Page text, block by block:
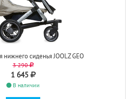
сиденья JOOLZ GEO
3 290
1 645
В наличии